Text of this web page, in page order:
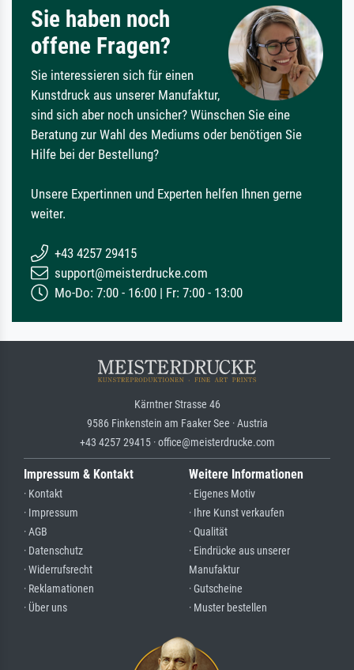
Sie haben noch
offene Fragen?
Sie interessieren sich für einen
Kunstdruck aus unserer Manufaktur,
sind sich aber noch unsicher? Wünschen Sie eine
Beratung zur Wahl des Mediums oder benötigen Sie
Hilfe bei der Bestellung?
Unsere Expertinnen und Experten helfen Ihnen gerne
weiter.
+43 4257 29415
support@meisterdrucke.com
Mo-Do: 7:00 - 16:00 | Fr: 7:00 - 13:00
Kärntner Strasse 46
9586 Finkenstein am Faaker See · Austria
+43 4257 29415 · office@meisterdrucke.com
Impressum & Kontakt
· Kontakt
· Impressum
· AGB
· Datenschutz
· Widerrufsrecht
· Reklamationen
· Über uns
Weitere Informationen
· Eigenes Motiv
· Ihre Kunst verkaufen
· Qualität
· Eindrücke aus unserer
Manufaktur
· Gutscheine
· Muster bestellen